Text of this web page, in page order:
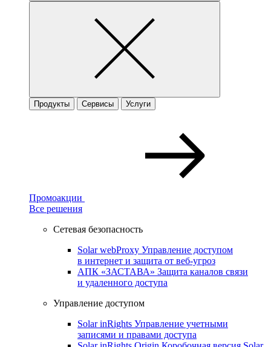
Продукты Сервисы Услуги
Промоакции
Все решения
Сетевая безопасность
Solar webProxy Управление доступом
в интернет и защита от веб-угроз
АПК «ЗАСТАВА» Защита каналов связи
и удаленного доступа
Управление доступом
Solar inRights Управление учетными
записями и правами доступа